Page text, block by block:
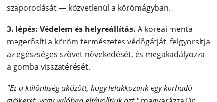
szaporodását — közvetlenül a körömágyban.
3. lépés: Védelem és helyreállítás. A koreai menta
megerősíti a köröm természetes védőgátját, felgyorsítja
az egészséges szövet növekedését, és megakadályozza
a gomba visszatérését.
"Ez a különbség aközött, hogy lelakkozunk egy korhadó